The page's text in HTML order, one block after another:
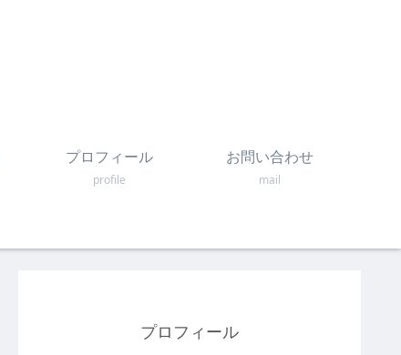
プロフィール
profile
お問い合わせ
mail
プロフィール